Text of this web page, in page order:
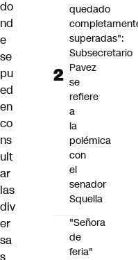
do
nd
e
se
pu
ed
en
co
ns
ult
ar
las
div
er
sa
quedado
superadas":
Subsecretario
Pavez
se
refiere
a
la
polémica
con
el
senador
Squella
"Señora
de
feria"